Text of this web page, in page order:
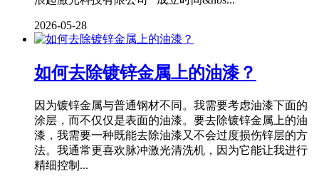
2026-05-28
如何去除镀锌金属上的油漆？
因为镀锌金属与普通钢材不同。我需要考虑油漆下面的
涂层，而不仅仅是表面的油漆。要去除镀锌金属上的油
漆，我需要一种既能去除油漆又不会过度损伤锌层的方
法。我通常更喜欢脉冲激光清洗机，因为它能让我进行
精细控制...